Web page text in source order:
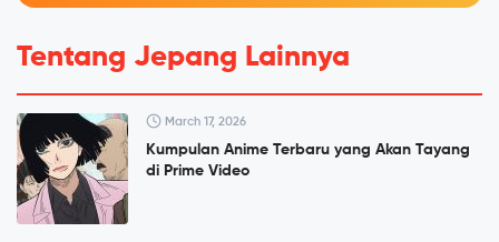
Tentang Jepang Lainnya
March 17, 2026
Kumpulan Anime Terbaru yang Akan Tayang
di Prime Video